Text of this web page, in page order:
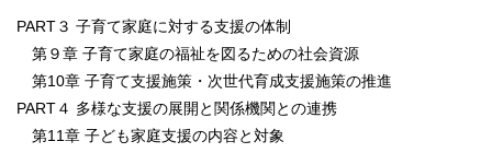
PART３ 子育て家庭に対する支援の体制
第９章 子育て家庭の福祉を図るための社会資源
第10章 子育て支援施策・次世代育成支援施策の推進
PART４ 多様な支援の展開と関係機関との連携
第11章 子ども家庭支援の内容と対象